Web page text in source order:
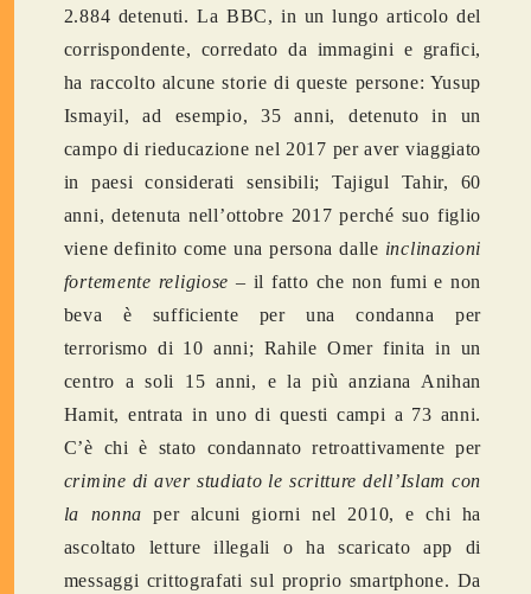
2.884 detenuti. La BBC, in un lungo articolo del
corrispondente, corredato da immagini e grafici,
ha raccolto alcune storie di queste persone: Yusup
Ismayil, ad esempio, 35 anni, detenuto in un
campo di rieducazione nel 2017 per aver viaggiato
in paesi considerati sensibili; Tajigul Tahir, 60
anni, detenuta nell’ottobre 2017 perché suo figlio
viene definito come una persona dalle inclinazioni
fortemente religiose – il fatto che non fumi e non
beva è sufficiente per una condanna per
terrorismo di 10 anni; Rahile Omer finita in un
centro a soli 15 anni, e la più anziana Anihan
Hamit, entrata in uno di questi campi a 73 anni.
C’è chi è stato condannato retroattivamente per
crimine di aver studiato le scritture dell’Islam con
la nonna per alcuni giorni nel 2010, e chi ha
ascoltato letture illegali o ha scaricato app di
messaggi crittografati sul proprio smartphone. Da